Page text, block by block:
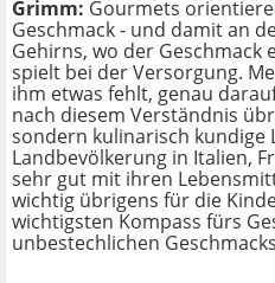
Grimm: Gourmets
Geschmack - und damit an
Gehirns, wo der Geschmack
spielt bei der Versorgung.
ihm etwas fehlt, genau
nach diesem Verständnis
sondern kulinarisch kundige
Landbevölkerung in Italien,
sehr gut mit ihren
wichtig übrigens für die
wichtigsten Kompass fürs
unbestechlichen